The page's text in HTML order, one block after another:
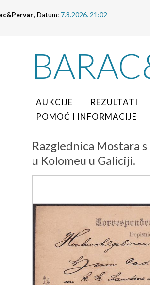
, Datum: 7.8.2026. 21:02
AUKCIJE
REZULTATI
POMOĆ I INFORMACIJE
Razglednica Mostara
u Kolomeu u Galiciji.